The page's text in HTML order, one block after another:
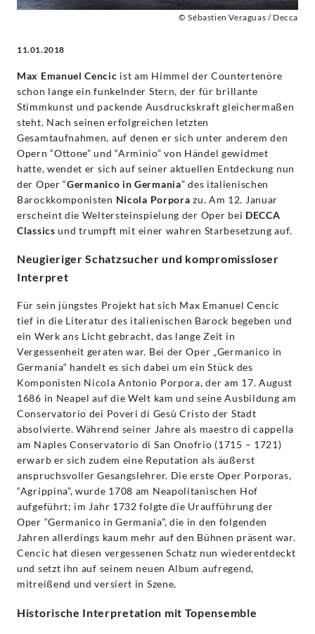
Emanuel
Cencic
Decca
Classics
© Sébastien Veraguas / Decca
11.01.2018
Max Emanuel Cencic ist am Himmel der Countertenöre
schon lange ein funkelnder Stern, der für brillante
Stimmkunst und packende Ausdruckskraft gleichermaßen
steht. Nach seinen erfolgreichen letzten
Gesamtaufnahmen, auf denen er sich unter anderem den
Opern “Ottone” und “Arminio” von Händel gewidmet
hatte, wendet er sich auf seiner aktuellen Entdeckung nun
der Oper “Germanico in Germania” des italienischen
Barockkomponisten Nicola Porpora zu. Am 12. Januar
erscheint die Weltersteinspielung der Oper bei DECCA
Classics und trumpft mit einer wahren Starbesetzung auf.
Neugieriger Schatzsucher und kompromissloser
Interpret
Für sein jüngstes Projekt hat sich Max Emanuel Cencic
tief in die Literatur des italienischen Barock begeben und
ein Werk ans Licht gebracht, das lange Zeit in
Vergessenheit geraten war. Bei der Oper „Germanico in
Germania“ handelt es sich dabei um ein Stück des
Komponisten Nicola Antonio Porpora, der am 17. August
1686 in Neapel auf die Welt kam und seine Ausbildung am
Conservatorio dei Poveri di Gesù Cristo der Stadt
absolvierte. Während seiner Jahre als maestro di cappella
am Naples Conservatorio di San Onofrio (1715 – 1721)
erwarb er sich zudem eine Reputation als äußerst
anspruchsvoller Gesangslehrer. Die erste Oper Porporas,
“Agrippina”, wurde 1708 am Neapolitanischen Hof
aufgeführt; im Jahr 1732 folgte die Uraufführung der
Oper “Germanico in Germania”, die in den folgenden
Jahren allerdings kaum mehr auf den Bühnen präsent war.
Cencic hat diesen vergessenen Schatz nun wiederentdeckt
und setzt ihn auf seinem neuen Album aufregend,
mitreißend und versiert in Szene.
Historische Interpretation mit Topensemble